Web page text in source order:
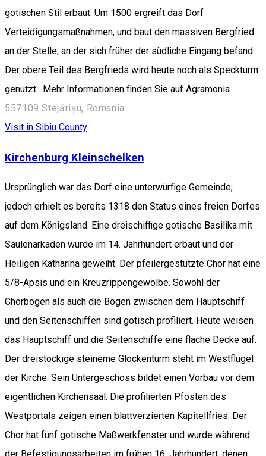
gotischen Stil erbaut. Um 1500 ergreift das Dorf
Verteidigungsmaßnahmen, und baut den massiven Bergfried
an der Stelle, an der sich früher der südliche Eingang befand.
Der obere Teil des Bergfrieds wird heute noch als Speckturm
genutzt. Mehr Informationen finden Sie auf Agramonia.
557109 Stejărișu, Romania
Visit in Sibiu County
Kirchenburg Kleinschelken
Ursprünglich war das Dorf eine unterwürfige Gemeinde;
jedoch erhielt es bereits 1318 den Status eines freien Dorfes
auf dem Königsland. Eine dreischiffige gotische Basilika mit
Säulenarkaden wurde im 14. Jahrhundert erbaut und der
Heiligen Katharina geweiht. Der pfeilergestützte Chor hat eine
5/8-Apsis und ein Kreuzrippengewölbe. Sowohl der
Chorbogen als auch die Bögen zwischen dem Hauptschiff
und den Seitenschiffen sind gotisch profiliert. Heute weisen
das Hauptschiff und die Seitenschiffe eine flache Decke auf.
Der dreistöckige steinerne Glockenturm steht im Westflügel
der Kirche. Sein Untergeschoss bildet einen Vorbau vor dem
eigentlichen Kirchensaal. Die profilierten Pfosten des
Westportals zeigen einen blattverzierten Kapitellfries. Der
Chor hat fünf gotische Maßwerkfenster und wurde während